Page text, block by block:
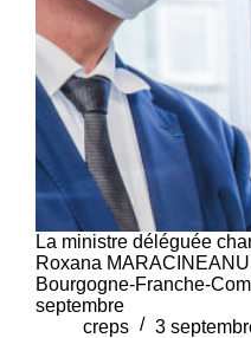
La ministre déléguée
Roxana
Bourgogne-Franche-
septembre
creps
3